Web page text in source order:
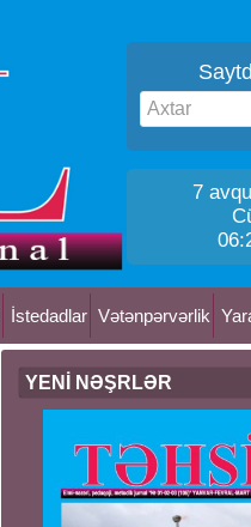
7
İstedadlar Vətənpərvərlik
YENİ NƏŞRLƏR